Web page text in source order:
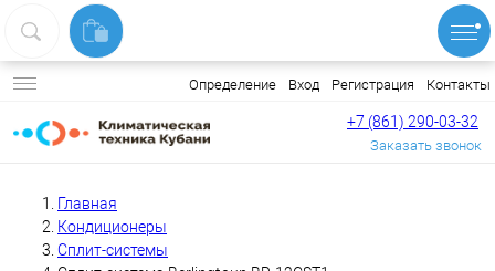
Определение Вход Регистрация Контакты
+7 (861) 290-03-32
Заказать звонок
Главная
Кондиционеры
Сплит-системы